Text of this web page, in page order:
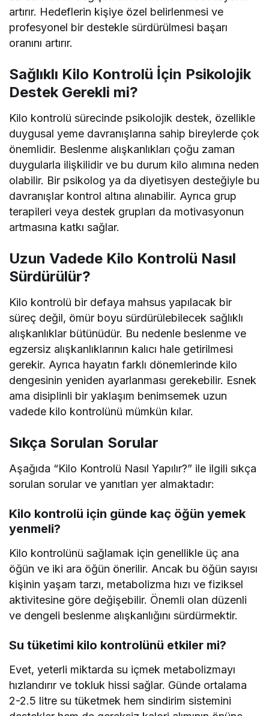
artırır. Hedeflerin kişiye özel belirlenmesi ve
profesyonel bir destekle sürdürülmesi başarı
oranını artırır.
Sağlıklı Kilo Kontrolü İçin Psikolojik
Destek Gerekli mi?
Kilo kontrolü sürecinde psikolojik destek, özellikle
duygusal yeme davranışlarına sahip bireylerde çok
önemlidir. Beslenme alışkanlıkları çoğu zaman
duygularla ilişkilidir ve bu durum kilo alımına neden
olabilir. Bir psikolog ya da diyetisyen desteğiyle bu
davranışlar kontrol altına alınabilir. Ayrıca grup
terapileri veya destek grupları da motivasyonun
artmasına katkı sağlar.
Uzun Vadede Kilo Kontrolü Nasıl
Sürdürülür?
Kilo kontrolü bir defaya mahsus yapılacak bir
süreç değil, ömür boyu sürdürülebilecek sağlıklı
alışkanlıklar bütünüdür. Bu nedenle beslenme ve
egzersiz alışkanlıklarının kalıcı hale getirilmesi
gerekir. Ayrıca hayatın farklı dönemlerinde kilo
dengesinin yeniden ayarlanması gerekebilir. Esnek
ama disiplinli bir yaklaşım benimsemek uzun
vadede kilo kontrolünü mümkün kılar.
Sıkça Sorulan Sorular
Aşağıda “Kilo Kontrolü Nasıl Yapılır?” ile ilgili sıkça
sorulan sorular ve yanıtları yer almaktadır:
Kilo kontrolü için günde kaç öğün yemek
yenmeli?
Kilo kontrolünü sağlamak için genellikle üç ana
öğün ve iki ara öğün önerilir. Ancak bu öğün sayısı
kişinin yaşam tarzı, metabolizma hızı ve fiziksel
aktivitesine göre değişebilir. Önemli olan düzenli
ve dengeli beslenme alışkanlığını sürdürmektir.
Su tüketimi kilo kontrolünü etkiler mi?
Evet, yeterli miktarda su içmek metabolizmayı
hızlandırır ve tokluk hissi sağlar. Günde ortalama
2-2.5 litre su tüketmek hem sindirim sistemini